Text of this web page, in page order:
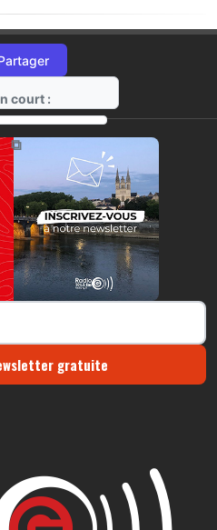
court :
https://radio-g.fr?14449
⧉
gratuite